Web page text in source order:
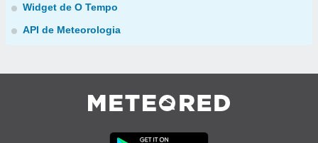
Widget de O Tempo
API de Meteorologia